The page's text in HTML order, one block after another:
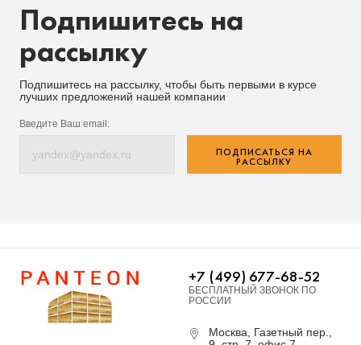
Подпишитесь на
рассылку
Подпишитесь на рассылку, чтобы быть первыми в курсе
лучших предложений нашей компании
Введите Ваш email:
ПОДПИСАТЬСЯ НА
РАССЫЛКУ
+7 (499) 677-68-52
БЕСПЛАТНЫЙ ЗВОНОК ПО
РОССИИ
Москва, Газетный пер.,